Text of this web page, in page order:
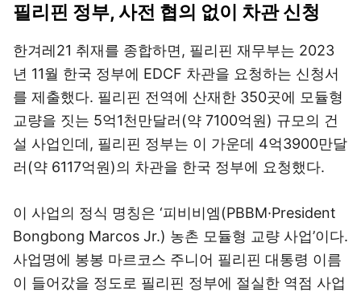
필리핀 정부, 사전 협의 없이 차관 신청
한겨레21 취재를 종합하면, 필리핀 재무부는 2023
년 11월 한국 정부에 EDCF 차관을 요청하는 신청서
를 제출했다. 필리핀 전역에 산재한 350곳에 모듈형
교량을 짓는 5억1천만달러(약 7100억원) 규모의 건
설 사업인데, 필리핀 정부는 이 가운데 4억3900만달
러(약 6117억원)의 차관을 한국 정부에 요청했다.
이 사업의 정식 명칭은 ‘피비비엠(PBBM·President
Bongbong Marcos Jr.) 농촌 모듈형 교량 사업’이다.
사업명에 봉봉 마르코스 주니어 필리핀 대통령 이름
이 들어갔을 정도로 필리핀 정부에 절실한 역점 사업